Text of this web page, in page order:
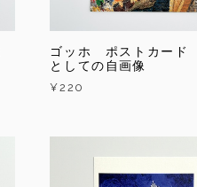
ゴッホ ポストカード
としての自画像
¥220